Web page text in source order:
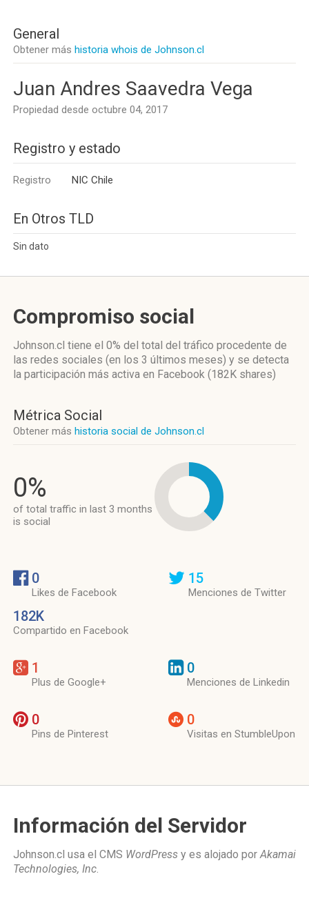
General
Obtener más historia whois de Johnson.cl
Juan Andres Saavedra Vega
Propiedad desde octubre 04, 2017
Registro y estado
Registro NIC Chile
En Otros TLD
Sin dato
Compromiso social
Johnson.cl tiene el 0% del total del tráfico procedente de
las redes sociales (en los 3 últimos meses) y se detecta
la participación más activa en Facebook (182K shares)
Métrica Social
Obtener más historia social de Johnson.cl
0%
of total traffic in last 3 months
is social
0
Likes de Facebook
182K
Compartido en Facebook
15
Menciones de Twitter
1
Plus de Google+
0
Menciones de Linkedin
0
Pins de Pinterest
0
Visitas en StumbleUpon
Información del Servidor
Johnson.cl usa el CMS WordPress y es alojado porAkamai
Technologies, Inc.